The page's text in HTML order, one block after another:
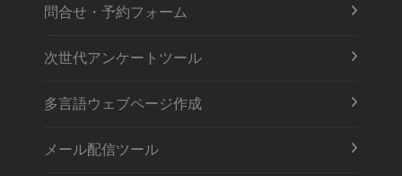
問合せ・予約フォーム
次世代アンケートツール
多言語ウェブページ作成
メール配信ツール